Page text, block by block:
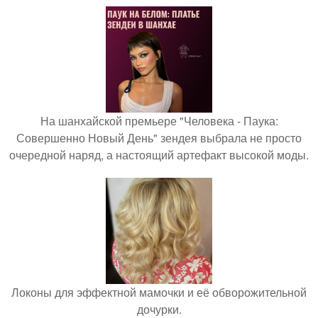
На шанхайской премьере "Человека - Паука:
Совершенно Новый День" зендея выбрала не просто
очередной наряд, а настоящий артефакт высокой моды.
Локоны для эффектной мамочки и её обворожительной
дочурки.